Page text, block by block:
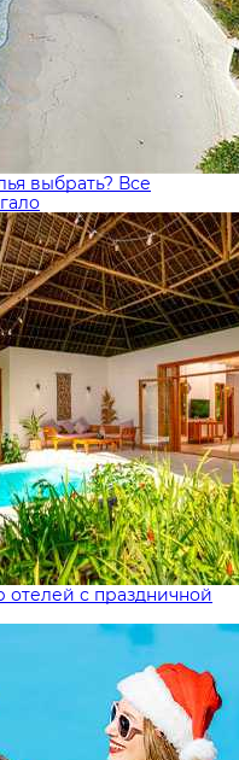
выбрать? Все
с праздничной